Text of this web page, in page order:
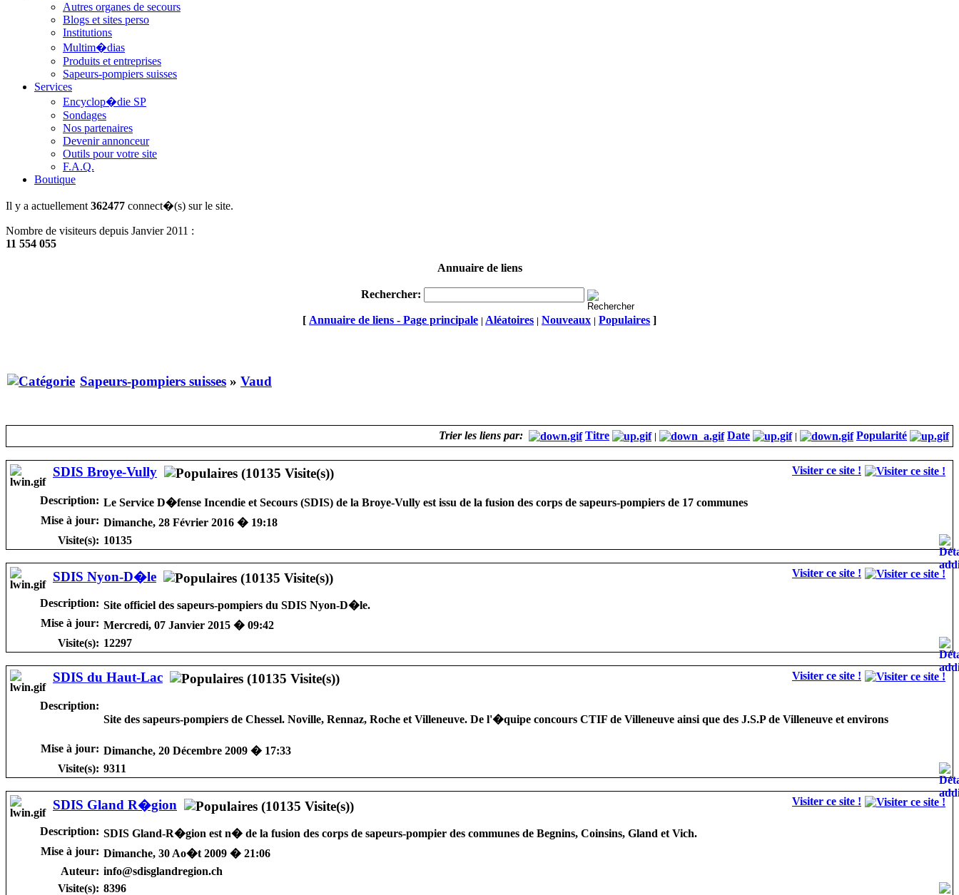
Autres organes de secours
Blogs et sites perso
Institutions
Multim�dias
Produits et entreprises
Sapeurs-pompiers suisses
Services
Encyclop�die SP
Sondages
Nos partenaires
Devenir annonceur
Outils pour votre site
F.A.Q.
Boutique
Il y a actuellement 362477 connect�(s) sur le site.
Nombre de visiteurs depuis Janvier 2011 :
11 554 055
Annuaire de liens
Rechercher:
[ Annuaire de liens - Page principale | Aléatoires | Nouveaux | Populaires ]
Sapeurs-pompiers suisses » Vaud
Trier les liens par: Titre | Date | Popularité
SDIS Broye-Vully Visiter ce site !
Description: Le Service D�fense Incendie et Secours (SDIS) de la Broye-Vully est issu de la fusion des corps de sapeurs-pompiers de 17 communes
Mise à jour: Dimanche, 28 Février 2016 � 19:18
Visite(s): 10135
SDIS Nyon-D�le Visiter ce site !
Description: Site officiel des sapeurs-pompiers du SDIS Nyon-D�le.
Mise à jour: Mercredi, 07 Janvier 2015 � 09:42
Visite(s): 12297
SDIS du Haut-Lac Visiter ce site !
Description:
Site des sapeurs-pompiers de Chessel. Noville, Rennaz, Roche et Villeneuve. De l'�quipe concours CTIF de Villeneuve ainsi que des J.S.P de Villeneuve et environs
Mise à jour: Dimanche, 20 Décembre 2009 � 17:33
Visite(s): 9311
SDIS Gland R�gion Visiter ce site !
Description: SDIS Gland-R�gion est n� de la fusion des corps de sapeurs-pompier des communes de Begnins, Coinsins, Gland et Vich.
Mise à jour: Dimanche, 30 Ao�t 2009 � 21:06
Auteur: info@sdisglandregion.ch
Visite(s): 8396